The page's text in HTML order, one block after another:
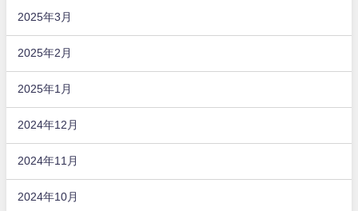
2025年3月
2025年2月
2025年1月
2024年12月
2024年11月
2024年10月